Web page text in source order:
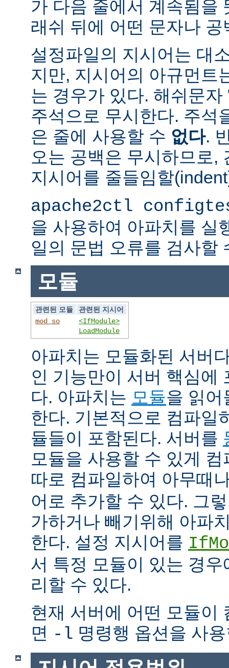
가 다음 줄에서 계속됨을
래쉬 뒤에 어떤 문자나
설정파일의 지시어는 대
지만, 지시어의 아규먼트
는 경우가 있다. 해쉬문
주석으로 무시한다. 주석
은 줄에 사용할 수 없다.
오는 공백은 무시하므로,
지시어를 줄들임할
apache2ctl
을 사용하여 아파치를 실
일의 문법 오류를 검사할
모듈
관련된 모듈
관련된 지시어
mod_so
<IfModule>
LoadModule
아파치는 모듈화된 서버
인 기능만이 서버 핵심에
다. 아파치는 모듈을 읽어
한다. 기본적으로 컴파일
듈들이 포함된다. 서버를
모듈을 사용할 수 있게
따로 컴파일하여 아무때
어로 추가할 수 있다. 그
가하거나 빼기위해 아파
한다. 설정 지시어를
서 특정 모듈이 있는 경
리할 수 있다.
현재 서버에 어떤 모듈이
면 -l 명령행 옵션을 사